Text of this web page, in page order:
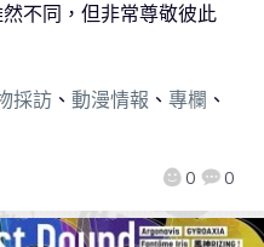
0 0
不同，但非常尊敬彼此
採訪、 動漫情報 、 專欄 、